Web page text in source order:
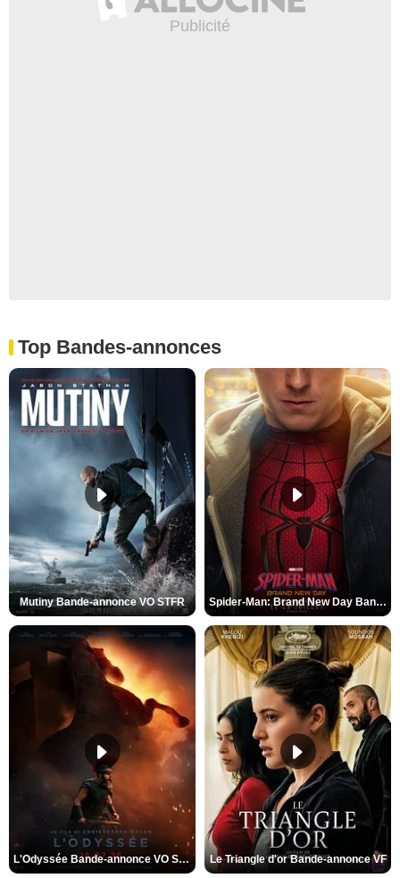
Top Bandes-annonces
Mutiny Bande-annonce VO STFR Spider-Man: Brand New Day Bande-annonce VO STFR
L'Odyssée Bande-annonce VO STFR Le Triangle d'or Bande-annonce VF